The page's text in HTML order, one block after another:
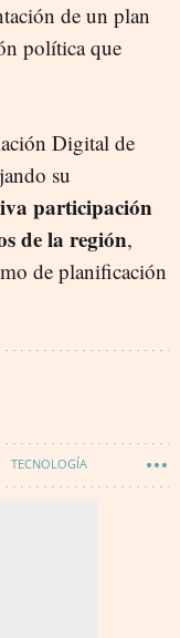
de un plan
política que
Digital de
su
participación
de la región,
de planificación
TECNOLOGÍA